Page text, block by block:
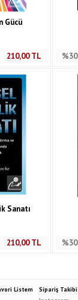
Gücü
210,00TL %30
Sanatı
210,00TL %30
Listem Sipariş Takibi